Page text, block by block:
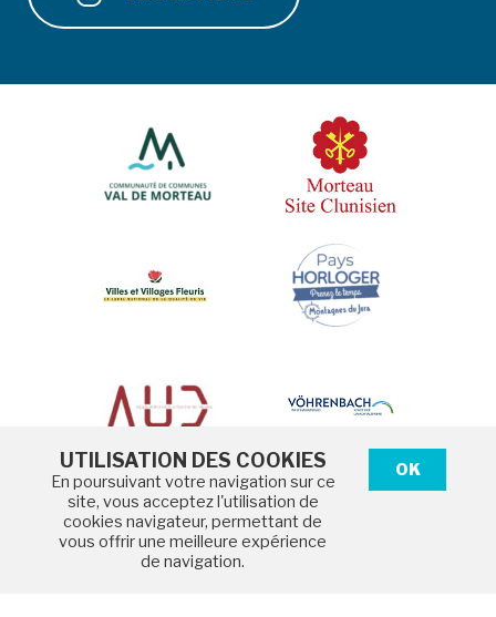
Mentions légales
Protection des données
OK
UTILISATION DES COOKIES
En poursuivant votre navigation sur ce
site, vous acceptez l'utilisation de
cookies navigateur, permettant de
vous offrir une meilleure expérience
de navigation.